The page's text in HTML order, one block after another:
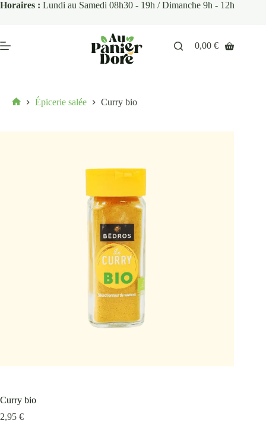
Horaires : Lundi au Samedi 08h30 - 19h / Dimanche 9h - 12h
0,00€
Épicerie salée Curry bio
Curry bio
2,95 €